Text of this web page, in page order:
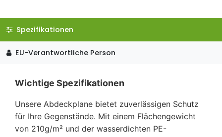
Spezifikationen
EU-Verantwortliche Person
Wichtige Spezifikationen
Unsere Abdeckplane bietet zuverlässigen Schutz
für Ihre Gegenstände. Mit einem Flächengewicht
von 210g/m² und der wasserdichten PE-